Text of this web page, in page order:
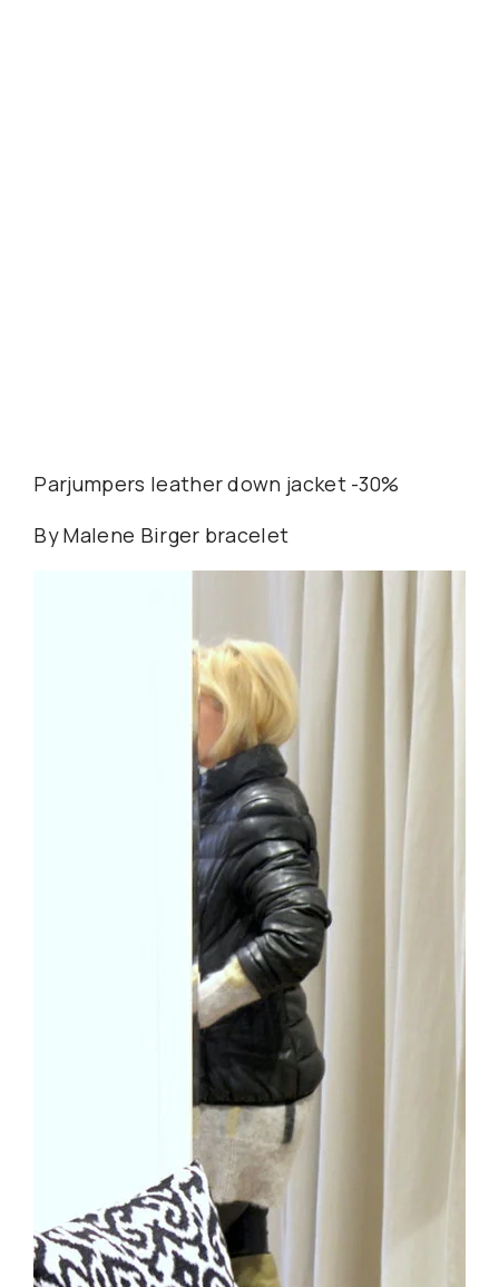
Parjumpers leather down jacket -30%
By Malene Birger bracelet